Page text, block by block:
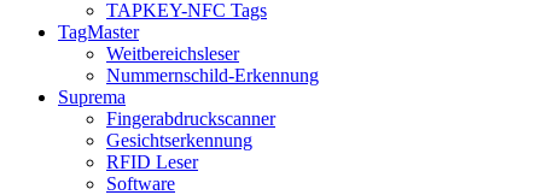
TAPKEY-NFC Tags
TagMaster
Weitbereichsleser
Nummernschild-Erkennung
Suprema
Fingerabdruckscanner
Gesichtserkennung
RFID Leser
Software